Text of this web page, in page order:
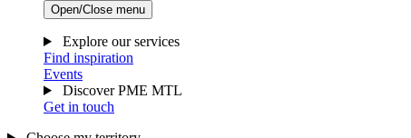
Open/Close menu
Explore our services
Find inspiration
Events
Discover PME MTL
Get in touch